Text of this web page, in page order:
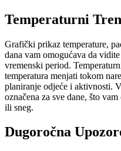
Temperaturni
Grafički prikaz temperature,
dana vam omogućava da
vremenski period.
temperatura menjati tokom
planiranje odjeće i aktivnosti.
označena za sve dane, što
ili sneg.
Dugoročna